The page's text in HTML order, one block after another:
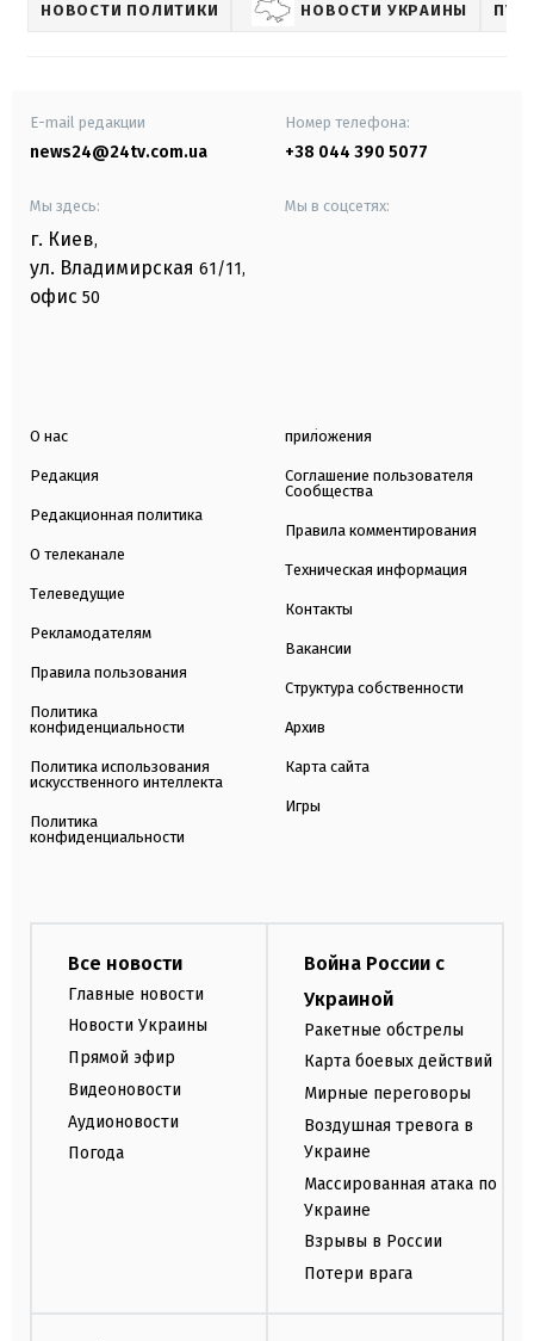
НОВОСТИ ПОЛИТИКИ НОВОСТИ УКРАИНЫ
E-mail редакции
news24@24tv.com.ua
Номер телефона:
+38 044 390 5077
Мы здесь:
г. Киев,
ул. Владимирская 61/11,
офис 50
Мы в соцсетях:
О нас
Редакция
Редакционная политика
О телеканале
Телеведущие
Рекламодателям
Правила пользования
Политика
конфиденциальности
Политика использования
искусственного интеллекта
Политика
конфиденциальности
приложения
Соглашение пользователя
Сообщества
Правила комментирования
Техническая информация
Контакты
Вакансии
Структура собственности
Архив
Карта сайта
Игры
Все новости
Главные новости
Новости Украины
Прямой эфир
Видеоновости
Аудионовости
Погода
Война России с
Украиной
Ракетные обстрелы
Карта боевых действий
Мирные переговоры
Воздушная тревога в
Украине
Массированная атака по
Украине
Взрывы в России
Потери врага